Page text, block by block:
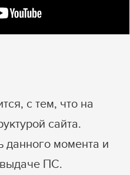
с тем, что на
сайта.
данного момента и
ПС.